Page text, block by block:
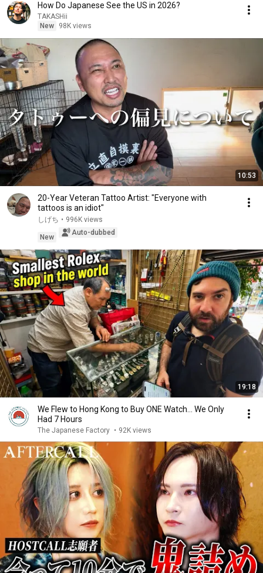
How Do Japanese See the US in 2026?
TAKASHii
New
98K views
10:53
20-Year Veteran Tattoo Artist: "Everyone with
tattoos is an idiot"
しげち • 996K views
New
Auto-dubbed
19:18
We Flew to Hong Kong to Buy ONE Watch… We Only
Had 7 Hours
The Japanese Factory • 92K views